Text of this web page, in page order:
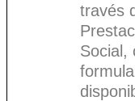
través
Social,